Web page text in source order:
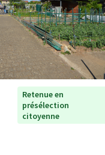
Retenue en
présélection
citoyenne